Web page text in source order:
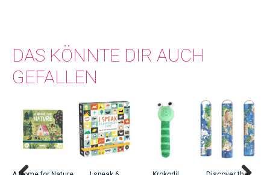
DAS KÖNNTE DIR AUCH
GEFALLEN